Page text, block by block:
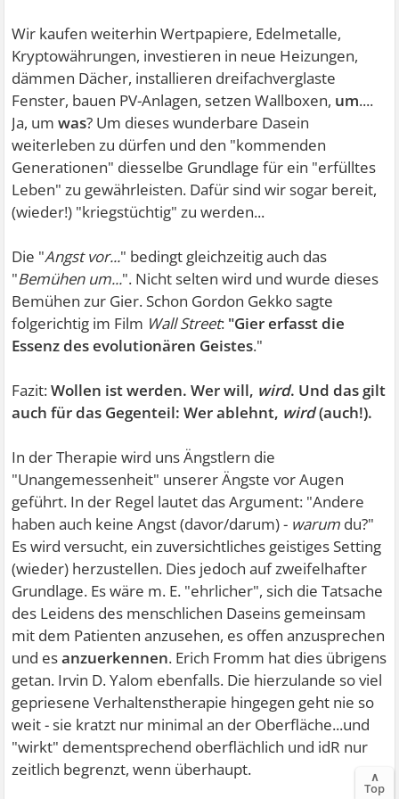
Wir kaufen weiterhin Wertpapiere, Edelmetalle,
Kryptowährungen, investieren in neue Heizungen,
dämmen Dächer, installieren dreifachverglaste
Fenster, bauen PV-Anlagen, setzen Wallboxen, um....
Ja, umwas? Um dieses wunderbare Dasein
weiterleben zu dürfen und den "kommenden
Generationen" diesselbe Grundlage für ein "erfülltes
Leben" zu gewährleisten. Dafür sind wir sogar bereit,
(wieder!) "kriegstüchtig" zu werden...
Die "Angst vor..." bedingt gleichzeitig auch das
"Bemühen um...". Nicht selten wird und wurde dieses
Bemühen zur Gier. Schon Gordon Gekko sagte
folgerichtig im Film Wall Street: "Gier erfasst die
Essenz des evolutionären Geistes."
Fazit:Wollen ist werden. Wer will, wird. Und das gilt
auch für das Gegenteil: Wer ablehnt, wird(auch!).
In der Therapie wird uns Ängstlern die
"Unangemessenheit" unserer Ängste vor Augen
geführt. In der Regel lautet das Argument: "Andere
haben auch keine Angst (davor/darum) - warum du?"
Es wird versucht, ein zuversichtliches geistiges Setting
(wieder) herzustellen. Dies jedoch auf zweifelhafter
Grundlage. Es wäre m. E. "ehrlicher", sich die Tatsache
des Leidens des menschlichen Daseins gemeinsam
mit dem Patienten anzusehen, es offen anzusprechen
und esanzuerkennen. Erich Fromm hat dies übrigens
getan. Irvin D. Yalom ebenfalls. Die hierzulande so viel
gepriesene Verhaltenstherapie hingegen geht nie so
weit - sie kratzt nur minimal an der Oberfläche...und
"wirkt" dementsprechend oberflächlich und idR nur
zeitlich begrenzt, wenn überhaupt.
∧
Top